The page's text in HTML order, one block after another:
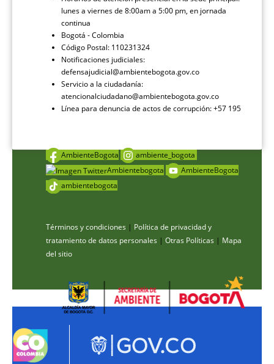
lunes a viernes de 8:00am a 5:00 pm, en jornada
continua
Bogotá - Colombia
Código Postal: 110231324
Notificaciones judiciales:
defensajudicial@ambientebogota.gov.co
Servicio a la ciudadanía:
atencionalciudadano@ambientebogota.gov.co
Línea para denuncia de actos de corrupción: +57 195
AmbienteBogota
ambiente_bogota
Ambientebogota
AmbienteBogota
ambientebogota
Términos y condiciones | Política de privacidad y
tratamiento de datos personales | Otras Políticas | Mapa
del sitio